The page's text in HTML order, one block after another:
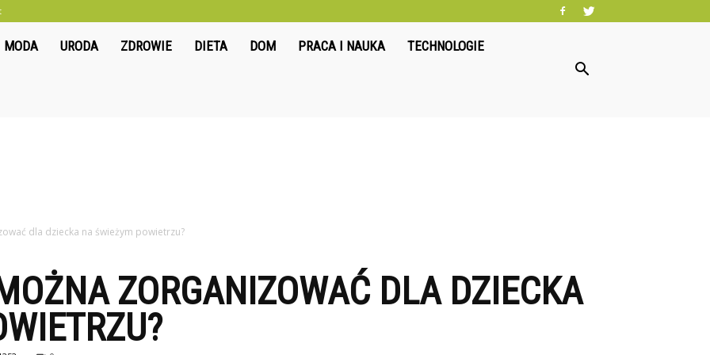
Oliwkowo.pl
MODA URODA ZDROWIE DIETA DOM PRACA I NAUKA TECHNOLOGIE
dla dziecka na świeżym powietrzu?
ZORGANIZOWAĆ DLA DZIECKA